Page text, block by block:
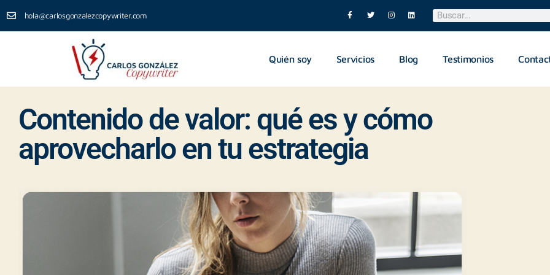
hola@carlosgonzalezcopywriter.com
Quién soy Servicios Blog Testimonios
Contenido de valor: qué es y cómo
aprovecharlo en tu estrategia